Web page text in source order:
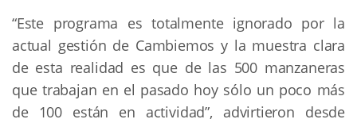
“Este programa es totalmente ignorado por la
actual gestión de Cambiemos y la muestra clara
de esta realidad es que de las 500 manzaneras
que trabajan en el pasado hoy sólo un poco más
de 100 están en actividad”, advirtieron desde